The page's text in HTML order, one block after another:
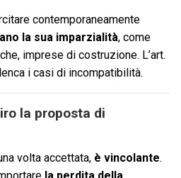
contemporaneamente
la sua imparzialità, come
imprese di costruzione. L’art.
i casi di incompatibilità.
la proposta di
volta accettata, è vincolante.